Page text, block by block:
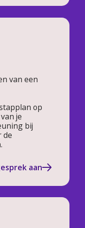
van een
op
je
bij
de
aan